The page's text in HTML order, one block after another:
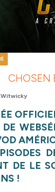
CHOSEN
Witwicky
DE LE
!